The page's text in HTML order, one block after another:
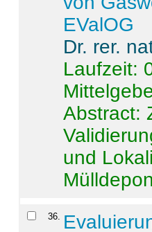
EValOG
Dr. rer.
Laufzeit:
Abstract:
und
36.